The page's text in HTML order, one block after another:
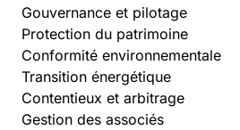
Gouvernance et pilotage
Protection du patrimoine
Conformité environnementale
Transition énergétique
Contentieux et arbitrage
Gestion des associés